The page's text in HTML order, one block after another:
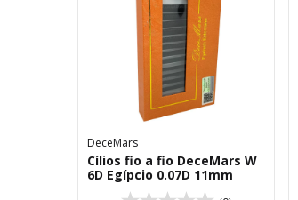
DeceMars
Cílios fio a fio DeceMars W
6D Egípcio 0.07D 11mm